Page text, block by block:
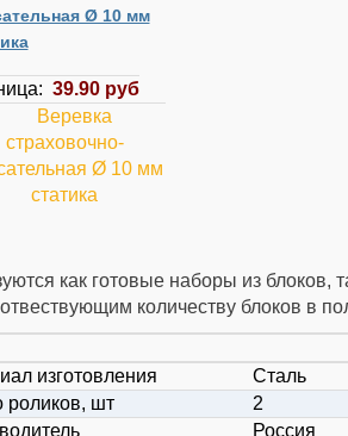
Ø 10 мм
39.90 руб
как готовые наборы из блоков,
количеству блоков в
изготовления
Сталь
роликов, шт
2
Россия